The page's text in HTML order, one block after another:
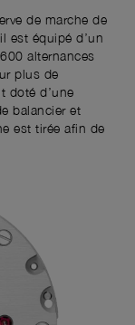
de marche de
est équipé d’un
alternances
plus de
doté d’une
balancier et
est tirée afin de